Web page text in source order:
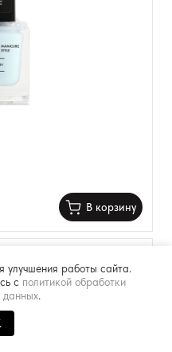
В корзину
улучшения работы сайта.
с политикой обработки
данных.